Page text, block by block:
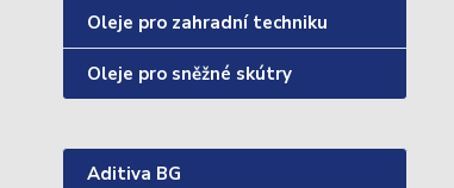
Oleje pro zahradní techniku
Oleje pro sněžné skútry
Aditiva BG